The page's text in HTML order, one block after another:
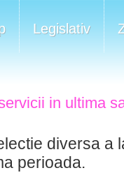
Legislativ
in ultima
diversa a
perioada.